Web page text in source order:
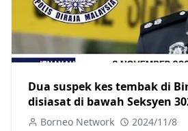
Dua suspek kes tembak di
disiasat di bawah Seksyen
membunuh
Borneo Network 2024/11/8